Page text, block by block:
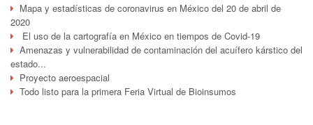
Mapa y estadísticas de coronavirus en México del 20 de abril de
2020
El uso de la cartografía en México en tiempos de Covid-19
Amenazas y vulnerabilidad de contaminación del acuífero kárstico del
estado...
Proyecto aeroespacial
Todo listo para la primera Feria Virtual de Bioinsumos